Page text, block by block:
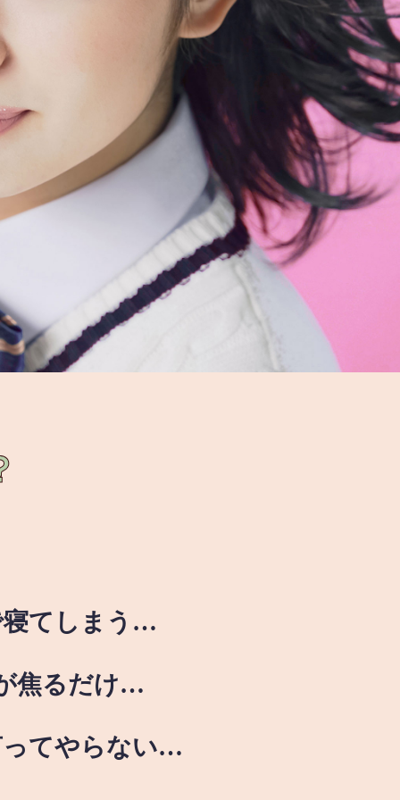
寝てしまう…
焦るだけ…
ってやらない…